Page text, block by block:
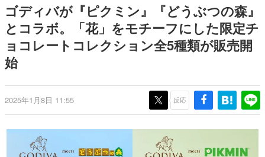
きます。
赫本
この物語を解いてはいけない。『赫本』は、〈試験問題〉
の形をした短編ホラー小説集です。
これからのデジタルゲーム市場を担う若きクリエイター達
の姿を追い、彼らのルーツと情熱を探っていきます。
ゲームに多大な影響を受けた作家さんに取材し、ゲームが
日本のコンテンツ産業やカルチャーに与えた影響を探る企
画です。
プロ野球選手から称賛の声
ゴディバが『ピクミン』『どうぶつの森』
とコラボ。「花」をモチーフにした限定チ
ョコレートコレクション全5種類が販売開
始
2025年1月8日 11:55 反応